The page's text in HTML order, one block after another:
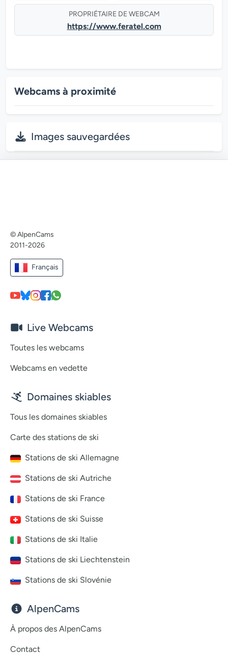
PROPRIÉTAIRE DE WEBCAM
https://www.feratel.com
Webcams à proximité
Images sauvegardées
© AlpenCams
2011-2026
Français
Live Webcams
Toutes les webcams
Webcams en vedette
Domaines skiables
Tous les domaines skiables
Carte des stations de ski
Stations de ski Allemagne
Stations de ski Autriche
Stations de ski France
Stations de ski Suisse
Stations de ski Italie
Stations de ski Liechtenstein
Stations de ski Slovénie
AlpenCams
À propos des AlpenCams
Contact